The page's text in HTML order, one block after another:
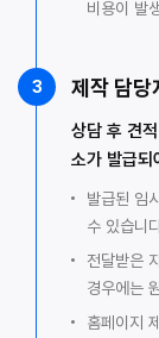
비용이 발
3 제작 담당
상담 후 견
소가 발급되
발급된 임
수 있습니
전달받은
경우에는
홈페이지